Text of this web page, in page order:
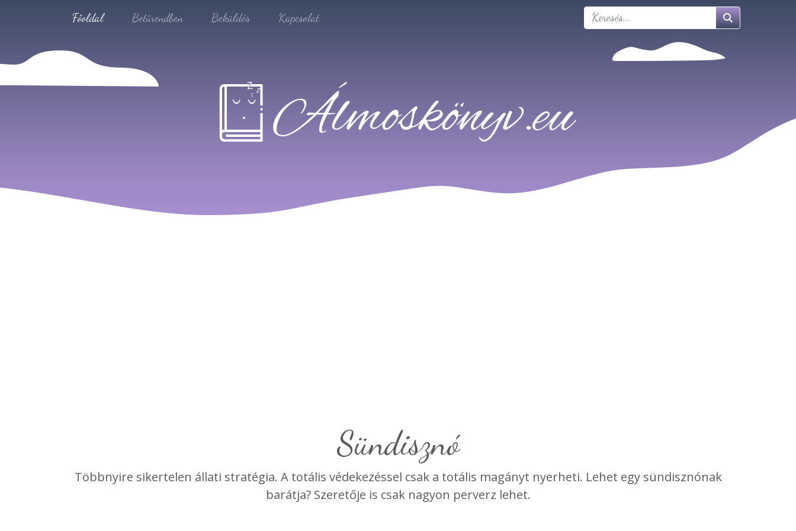
Főoldal Betűrendben Beküldés Kapcsolat
Sündisznó
Többnyire sikertelen állati stratégia. A totális védekezéssel csak a totális magányt nyerheti. Lehet egy sündisznónak
barátja? Szeretője is csak nagyon perverz lehet.